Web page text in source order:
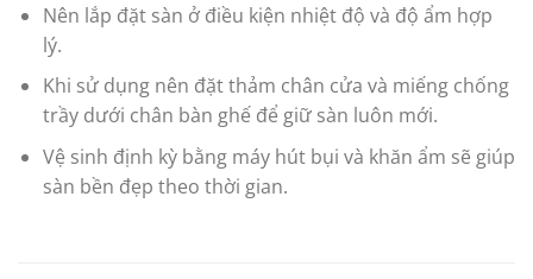
Nên lắp đặt sàn ở điều kiện nhiệt độ và độ ẩm hợp
lý.
Khi sử dụng nên đặt thảm chân cửa và miếng chống
trầy dưới chân bàn ghế để giữ sàn luôn mới.
Vệ sinh định kỳ bằng máy hút bụi và khăn ẩm sẽ giúp
sàn bền đẹp theo thời gian.